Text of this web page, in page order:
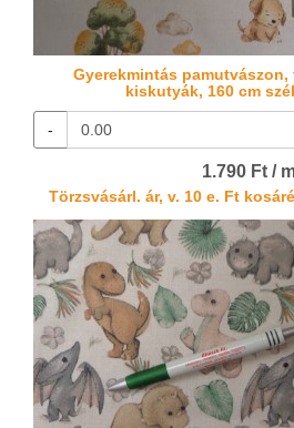
Gyerekmintás
kiskutyák, 160 cm
-
1.790 Ft /
Törzsvásárl. ár, v. 10 e. Ft